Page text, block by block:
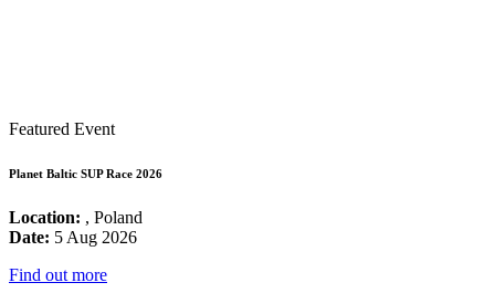
Featured Event
Planet Baltic SUP Race 2026
Location: , Poland
Date: 5 Aug 2026
Find out more